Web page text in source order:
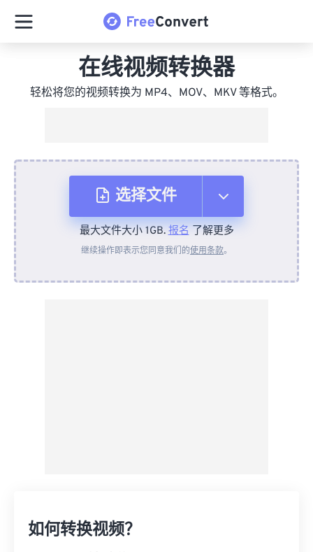
在线视频转换器
轻松将您的视频转换为 MP4、MOV、MKV 等格式。
选择文件
从设备
最大文件大小 1GB.报名了解更多
继续操作即表示您同意我们的使用条款。
如何转换视频？